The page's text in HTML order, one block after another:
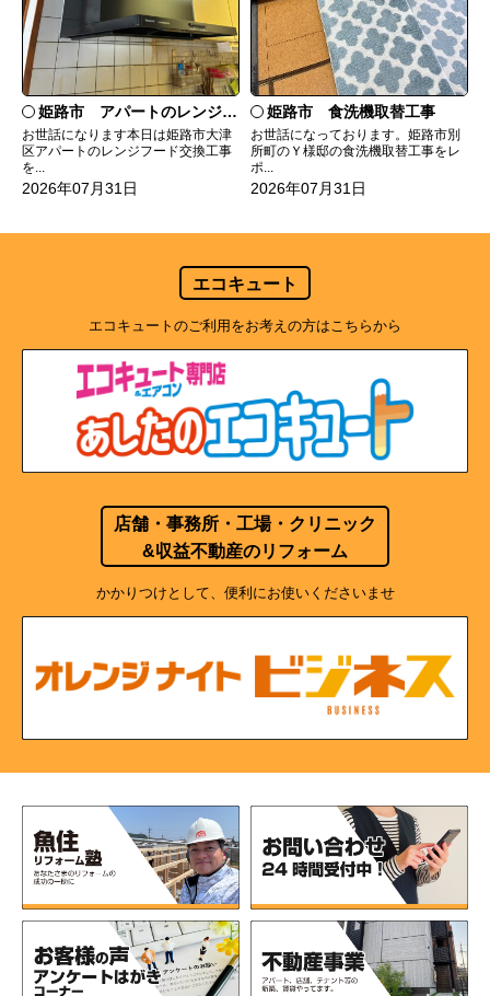
姫路市 アパートのレンジフード交換
お世話になります本日は姫路市大津
区アパートのレンジフード交換工事
を...
2026年07月31日
姫路市 食洗機取替工事
お世話になっております。姫路市別
所町のＹ様邸の食洗機取替工事をレ
ポ...
2026年07月31日
エコキュート
エコキュートのご利用をお考えの方はこちらから
店舗・事務所・工場・クリニック
&収益不動産のリフォーム
かかりつけとして、便利にお使いくださいませ